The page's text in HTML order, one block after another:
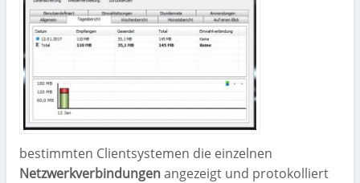
bestimmten Clientsystemen die einzelnen
Netzwerkverbindungenangezeigt und protokolliert